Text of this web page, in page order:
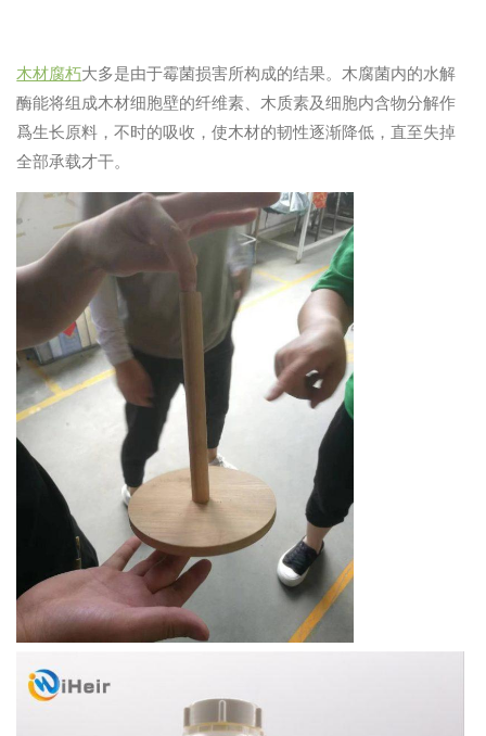
木材腐朽大多是由于霉菌损害所构成的结果。木腐菌内的水解
酶能将组成木材细胞壁的纤维素、木质素及细胞内含物分解作
爲生长原料，不时的吸收，使木材的韧性逐渐降低，直至失掉
全部承载才干。